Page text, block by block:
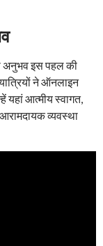
अनुभव इस पहल की
ने ऑनलाइन
यहां आत्मीय स्वागत,
व्यवस्था